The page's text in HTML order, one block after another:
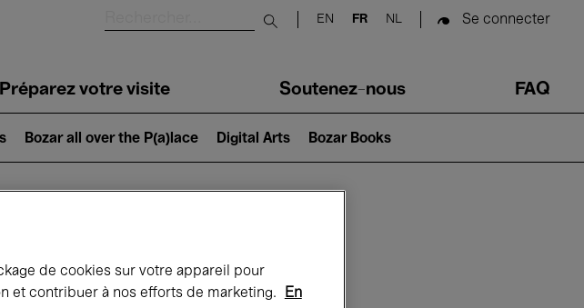
Submit search
EN FR NL Se connecter
Préparez votre visite Soutenez-nous FAQ
Bozar all over the P(a)lace Digital Arts Bozar Books
à Bozar
de cookies sur votre appareil pour
et contribuer à nos efforts de marketing.
En